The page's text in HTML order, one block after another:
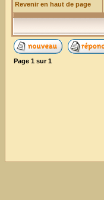
Revenir en haut de page
Page 1 sur1